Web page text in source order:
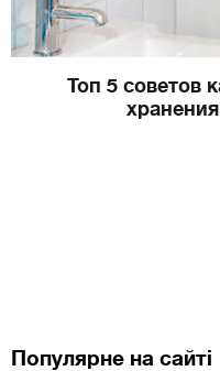
Топ 5 советов
Популярне на сайті